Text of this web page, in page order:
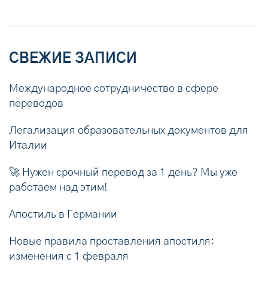
СВЕЖИЕ ЗАПИСИ
Международное сотрудничество в сфере
переводов
Легализация образовательных документов для
Италии
🚀 Нужен срочный перевод за 1 день? Мы уже
работаем над этим!
Апостиль в Германии
Новые правила проставления апостиля:
изменения с 1 февраля